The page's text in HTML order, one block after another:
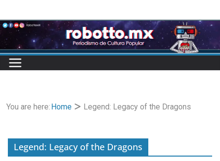
to
content
You are here: Home Legend: Legacy of the Dragons
Legend: Legacy of the Dragons